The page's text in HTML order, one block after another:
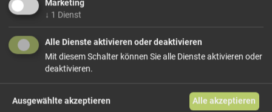
Größe: 150 g Preis: 6,50 €
weiter einkaufen
Marketing
↓ 1 Dienst
Alle Dienste aktivieren oder deaktivieren
Mit diesem Schalter können Sie alle Dienste aktivieren oder
deaktivieren.
Ausgewählte akzeptieren Alle akzeptieren